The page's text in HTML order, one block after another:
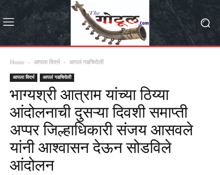
Home आपला विदर्भ आपलं गडचिरोली
आपला विदर्भ आपलं गडचिरोली
भाग्यश्री आत्राम यांच्या ठिय्या
आंदोलनाची दुसऱ्या दिवशी समाप्ती
अप्पर जिल्हाधिकारी संजय आसवले
यांनी आश्वासन देऊन सोडविले
आंदोलन